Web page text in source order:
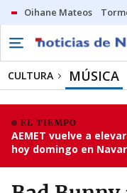
Oihane Mateos
CULTURA MÚSICA
EL TIEMPO
AEMET vuelve a
hoy domingo en